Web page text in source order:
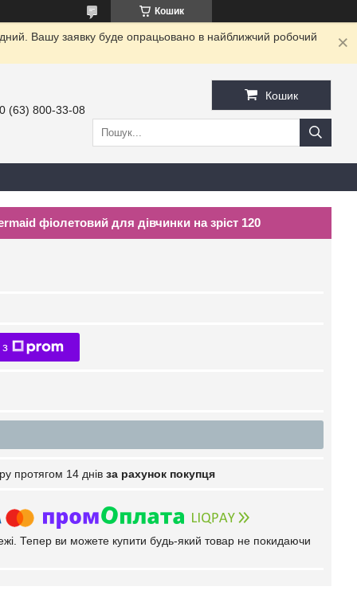
Кошик
Вашу заявку буде опрацьовано в найближчий робочий
(63) 800-33-08
Кошик
фіолетовий для дівчинки на зріст 120
протягом 14 днів за рахунок покупця
Тепер ви можете купити будь-який товар не покидаючи